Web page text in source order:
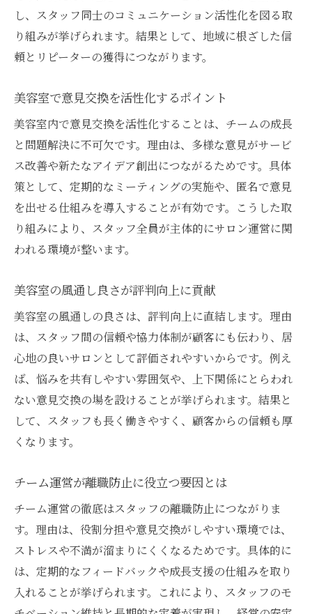
し、スタッフ同士のコミュニケーション活性化を図る取
り組みが挙げられます。結果として、地域に根ざした信
頼とリピーターの獲得につながります。
美容室で意見交換を活性化するポイント
美容室内で意見交換を活性化することは、チームの成長
と問題解決に不可欠です。理由は、多様な意見がサービ
ス改善や新たなアイデア創出につながるためです。具体
策として、定期的なミーティングの実施や、匿名で意見
を出せる仕組みを導入することが有効です。こうした取
り組みにより、スタッフ全員が主体的にサロン運営に関
われる環境が整います。
美容室の風通し良さが評判向上に貢献
美容室の風通しの良さは、評判向上に直結します。理由
は、スタッフ間の信頼や協力体制が顧客にも伝わり、居
心地の良いサロンとして評価されやすいからです。例え
ば、悩みを共有しやすい雰囲気や、上下関係にとらわれ
ない意見交換の場を設けることが挙げられます。結果と
して、スタッフも長く働きやすく、顧客からの信頼も厚
くなります。
チーム運営が離職防止に役立つ要因とは
チーム運営の徹底はスタッフの離職防止につながりま
す。理由は、役割分担や意見交換がしやすい環境では、
ストレスや不満が溜まりにくくなるためです。具体的に
は、定期的なフィードバックや成長支援の仕組みを取り
入れることが挙げられます。これにより、スタッフのモ